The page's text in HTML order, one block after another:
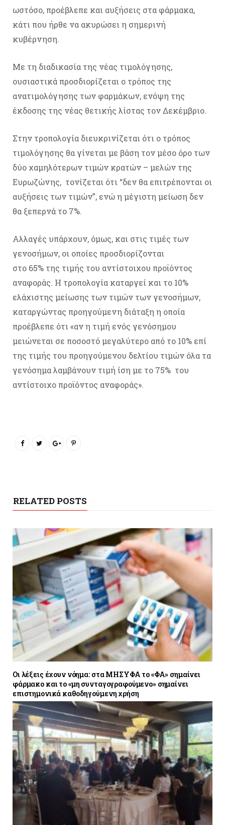
ωστόσο, προέβλεπε και αυξήσεις στα φάρμακα,
κάτι που ήρθε να ακυρώσει η σημερινή
κυβέρνηση.
Με τη διαδικασία της νέας τιμολόγησης,
ουσιαστικά προσδιορίζεται ο τρόπος της
ανατιμολόγησης των φαρμάκων, ενόψη της
έκδοσης της νέας θετικής λίστας τον Δεκέμβριο.
Στην τροπολογία διευκρινίζεται ότι ο τρόπος
τιμολόγησης θα γίνεται με βάση τον μέσο όρο των
δύο χαμηλότερων τιμών κρατών – μελών της
Ευρωζώνης, τονίζεται ότι “δεν θα επιτρέπονται οι
αυξήσεις των τιμών”, ενώ η μέγιστη μείωση δεν
θα ξεπερνά το 7%.
Αλλαγές υπάρχουν, όμως, και στις τιμές των
γενοσήμων, οι οποίες προσδιορίζονται
στο 65% της τιμής του αντίστοιχου προϊόντος
αναφοράς. Η τροπολογία καταργεί και το 10%
ελάχιστης μείωσης των τιμών των γενοσήμων,
καταργώντας προηγούμενη διάταξη η οποία
προέβλεπε ότι «αν η τιμή ενός γενόσημου
μειώνεται σε ποσοστό μεγαλύτερο από το 10% επί
της τιμής του προηγούμενου δελτίου τιμών όλα τα
γενόσημα λαμβάνουν τιμή ίση με το 75% του
αντίστοιχο προϊόντος αναφοράς».
RELATED POSTS
Οι λέξεις έχουν νόημα: στα ΜΗΣΥΦΑ το «ΦΑ» σημαίνει
φάρμακο και το «μη συνταγογραφούμενο» σημαίνει
επιστημονικά καθοδηγούμενη χρήση